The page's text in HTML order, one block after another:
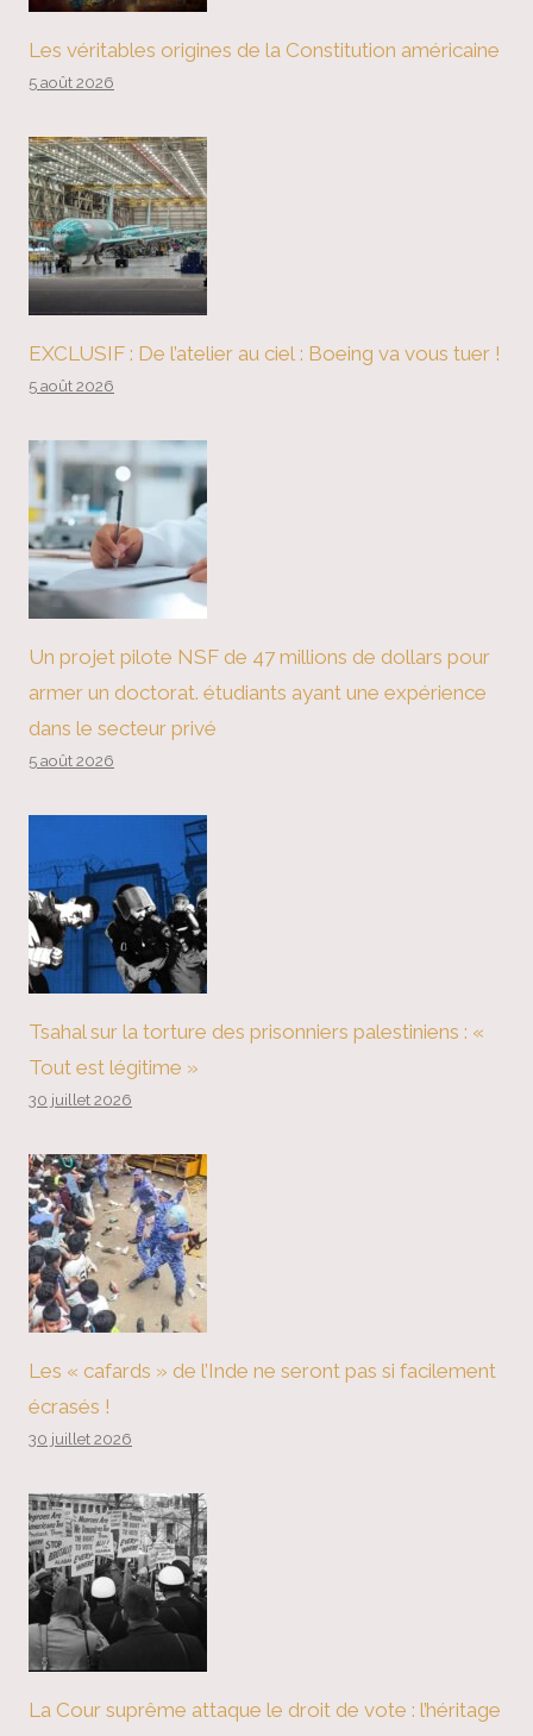
Les véritables origines de la Constitution américaine
5 août 2026
EXCLUSIF : De l’atelier au ciel : Boeing va vous tuer !
5 août 2026
Un projet pilote NSF de 47 millions de dollars pour
armer un doctorat. étudiants ayant une expérience
dans le secteur privé
5 août 2026
Tsahal sur la torture des prisonniers palestiniens : «
Tout est légitime »
30 juillet 2026
Les « cafards » de l’Inde ne seront pas si facilement
écrasés !
30 juillet 2026
La Cour suprême attaque le droit de vote : l’héritage